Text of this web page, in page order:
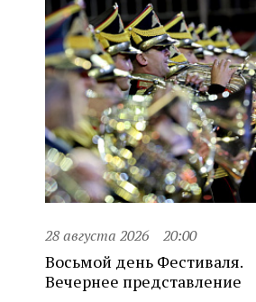
28 августа 2026 20:00
Восьмой день Фестиваля.
Вечернее представление